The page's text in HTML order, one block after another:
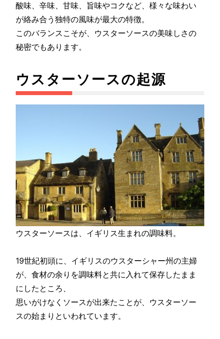
酸味、辛味、甘味、旨味やコクなど、様々な味わい
が絡み合う独特の風味が最大の特徴。
このバランスこそが、ウスターソースの美味しさの
秘密でもあります。
ウスターソースの起源
ウスターソースは、イギリス生まれの調味料。
19世紀初頭に、イギリスのウスターシャー州の主婦
が、食材の余りを調味料と共に入れて保存したまま
にしたところ、
思いがけなくソースが出来たことが、ウスターソー
スの始まりといわれています。